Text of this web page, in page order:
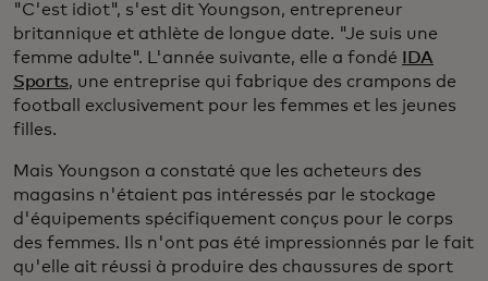
"C'est idiot", s'est dit Youngson, entrepreneur
britannique et athlète de longue date. "Je suis une
femme adulte". L'année suivante, elle a fondé
IDA
Sports, une entreprise qui fabrique des crampons de
football exclusivement pour les femmes et les jeunes
filles.
Mais Youngson a constaté que les acheteurs des
magasins n'étaient pas intéressés par le stockage
d'équipements spécifiquement conçus pour le corps
des femmes. Ils n'ont pas été impressionnés par le fait
qu'elle ait réussi à produire des chaussures de sport